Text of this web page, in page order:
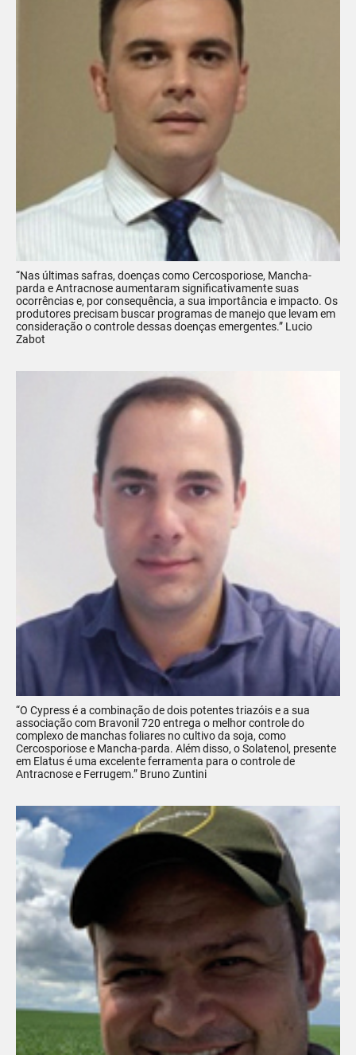
“Nas últimas safras, doenças como Cercosporiose, Mancha-
parda e Antracnose aumentaram significativamente suas
ocorrências e, por consequência, a sua importância e impacto. Os
produtores precisam buscar programas de manejo que levam em
consideração o controle dessas doenças emergentes.” Lucio
Zabot
“O Cypress é a combinação de dois potentes triazóis e a sua
associação com Bravonil 720 entrega o melhor controle do
complexo de manchas foliares no cultivo da soja, como
Cercosporiose e Mancha-parda. Além disso, o Solatenol, presente
em Elatus é uma excelente ferramenta para o controle de
Antracnose e Ferrugem.” Bruno Zuntini